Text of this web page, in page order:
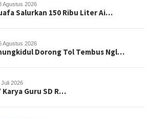
Agustus 2026
Salurkan 150 Ribu Liter Ai…
Agustus 2026
Dorong Tol Tembus Ngl…
Juli 2026
Karya Guru SD R…